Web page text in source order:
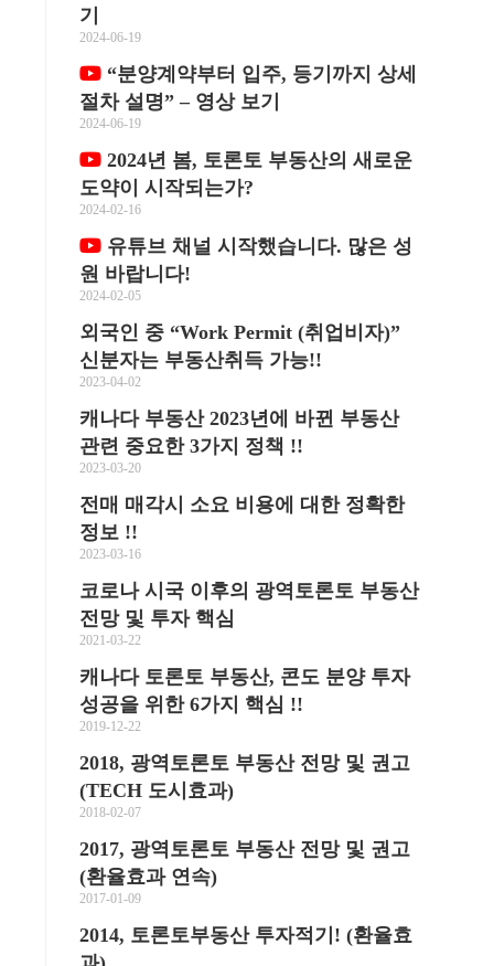
기
2024-06-19
“분양계약부터 입주, 등기까지 상세
절차 설명” – 영상 보기
2024-06-19
2024년 봄, 토론토 부동산의 새로운
도약이 시작되는가?
2024-02-16
유튜브 채널 시작했습니다. 많은 성
원 바랍니다!
2024-02-05
외국인 중 “Work Permit (취업비자)”
신분자는 부동산취득 가능!!
2023-04-02
캐나다 부동산 2023년에 바뀐 부동산
관련 중요한 3가지 정책 !!
2023-03-20
전매 매각시 소요 비용에 대한 정확한
정보 !!
2023-03-16
코로나 시국 이후의 광역토론토 부동산
전망 및 투자 핵심
2021-03-22
캐나다 토론토 부동산, 콘도 분양 투자
성공을 위한 6가지 핵심 !!
2019-12-22
2018, 광역토론토 부동산 전망 및 권고
(TECH 도시효과)
2018-02-07
2017, 광역토론토 부동산 전망 및 권고
(환율효과 연속)
2017-01-09
2014, 토론토부동산 투자적기! (환율효